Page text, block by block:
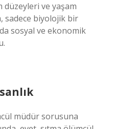
ve yaşam
sadece biyolojik bir
sosyal ve ekonomik
müdür sorusuna